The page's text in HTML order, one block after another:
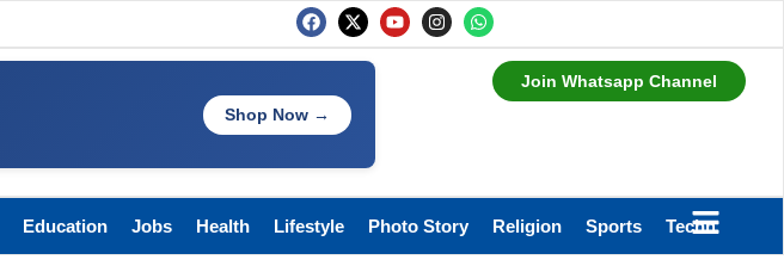
Shop Now →
Join Whatsapp Channel
Education Jobs Health Lifestyle Photo Story Religion Sports Technology